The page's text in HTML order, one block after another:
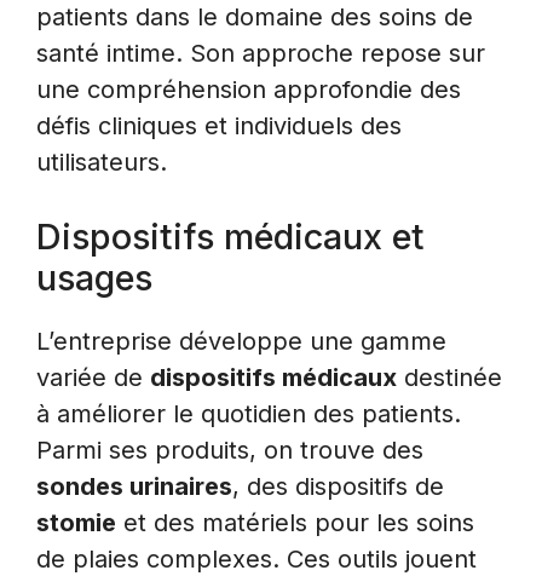
patients dans le domaine des soins de
santé intime. Son approche repose sur
une compréhension approfondie des
défis cliniques et individuels des
utilisateurs.
Dispositifs médicaux et
usages
L’entreprise développe une gamme
variée de dispositifs médicaux destinée
à améliorer le quotidien des patients.
Parmi ses produits, on trouve des
sondes urinaires, des dispositifs de
stomie et des matériels pour les soins
de plaies complexes. Ces outils jouent